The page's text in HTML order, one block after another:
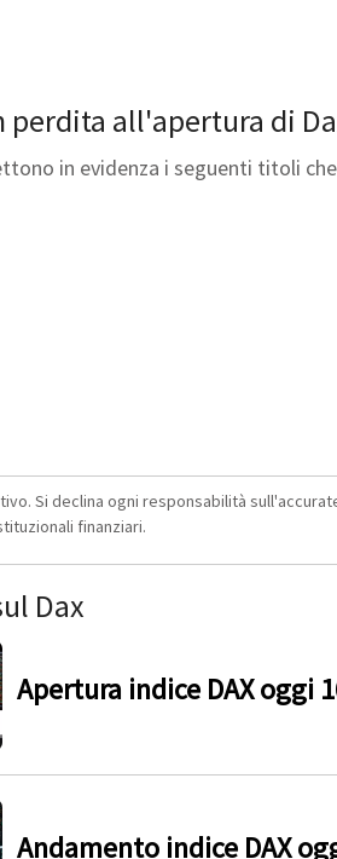
all'apertura di
in evidenza i seguenti titoli
Si declina ogni responsabilità
finanziari.
Dax
Apertura indice DAX oggi
Andamento indice DAX